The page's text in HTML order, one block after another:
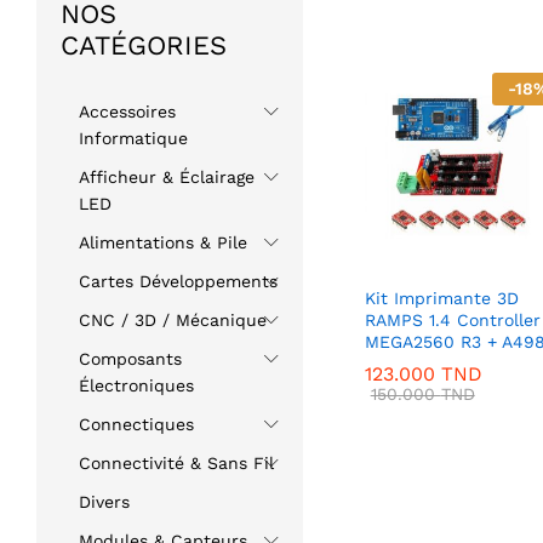
-18
Kit Imprimante 3D
RAMPS 1.4
MEGA2560 R3 +
123.000 TND
150.000TND
NOS
CATÉGORIES
Accessoires
Informatique
Afficheur & Éclairage
LED
Alimentations & Pile
Cartes Développements
CNC / 3D / Mécanique
Composants
Électroniques
Connectiques
Connectivité & Sans Fil
Divers